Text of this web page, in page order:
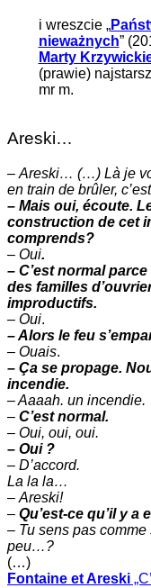
i wreszcie „
nieważnych”
Marty
(prawie)
mr m.
Areski…
– Areski… (…) Là je
en train de brûler,
– Mais oui, écoute.
construction de cet
comprends?
– Oui.
– C’est normal
des familles
improductifs.
– Oui.
– Alors le feu
– Ouais.
– Ça se propage.
incendie.
– Aaaah. un incendie.
– C’est normal.
– Oui, oui, oui.
– Oui ?
– D’accord.
La la la…
– Areski!
– Qu’est-ce qu’il y a
– Tu sens pas
peu…?
(…)
Fontaine et Areski